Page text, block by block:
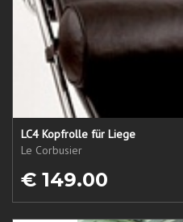
LC4 Kopfrolle für Liege
Le Corbusier
€ 149.00